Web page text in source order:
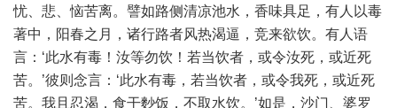
忧、悲、恼苦离。譬如路侧清凉池水，香味具足，有人以毒
著中，阳春之月，诸行路者风热渴逼，竞来欲饮。有人语
言：‘此水有毒！汝等勿饮！若当饮者，或令汝死，或近死
苦。’彼则念言：‘此水有毒，若当饮者，或令我死，或近死
苦。我且忍渴，食干麨饭，不取水饮。’如是，沙门、婆罗